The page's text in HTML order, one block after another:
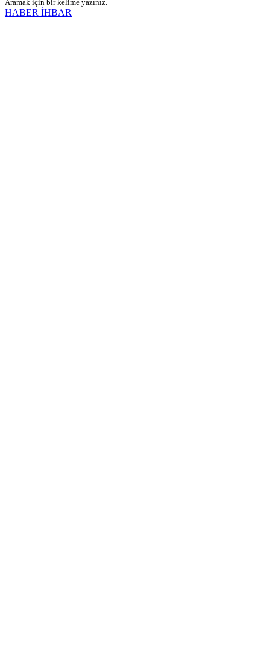
Aramak için bir kelime yazınız.
HABER İHBAR